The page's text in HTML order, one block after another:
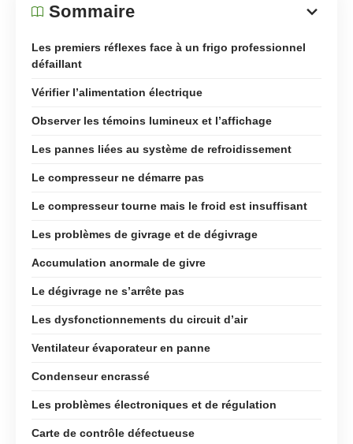
Sommaire
Les premiers réflexes face à un frigo professionnel
défaillant
Vérifier l’alimentation électrique
Observer les témoins lumineux et l’affichage
Les pannes liées au système de refroidissement
Le compresseur ne démarre pas
Le compresseur tourne mais le froid est insuffisant
Les problèmes de givrage et de dégivrage
Accumulation anormale de givre
Le dégivrage ne s’arrête pas
Les dysfonctionnements du circuit d’air
Ventilateur évaporateur en panne
Condenseur encrassé
Les problèmes électroniques et de régulation
Carte de contrôle défectueuse